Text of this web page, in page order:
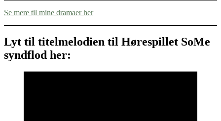
Se mere til mine dramaer her
Lyt til titelmelodien til Hørespillet SoMe
syndflod her: